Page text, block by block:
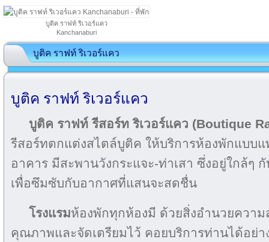
บูติค ราฟท์ ริเวอร์แคว
Kanchanaburi
บูติค ราฟท์ ริเวอร์แคว
บูติค ราฟท์ ริเวอร์แคว
บูติค ราฟท์ รีสอร์ท ริเวอร์แคว (Boutique
รีสอร์ทตกแต่งสไตล์บูติค ให้บริการห้องพักแบบ
อาคาร มีสะพานวังกระแจะ-ท่าเสา ซึ่งอยู่ใกล้ๆ
เพื่อซึมซับกับอากาศที่แสนจะสดชื่น
โรงแรมห้องพักทุกห้องมี ด้วยสิ่งอำนวยควา
คุณภาพและจัดเตรียมไว้ คอยบริการท่านได้อย่า